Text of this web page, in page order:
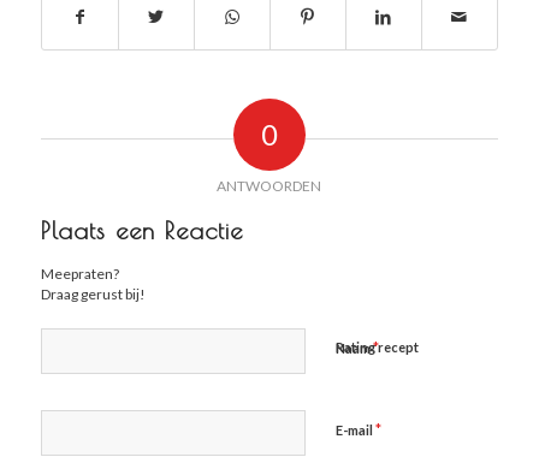
0
ANTWOORDEN
Plaats een Reactie
Meepraten?
Draag gerust bij!
Naam*
E-mail *
Rating recept